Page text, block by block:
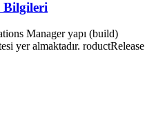
Bilgileri
Manager yapı (build)
yer almaktadır. roductRelease